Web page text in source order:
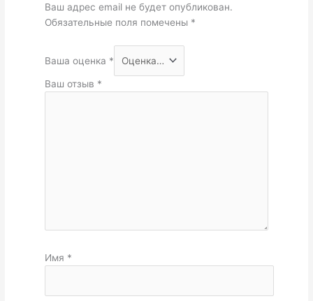
Ваш адрес email не будет опубликован.
Обязательные поля помечены *
Ваша оценка *
Ваш отзыв *
Имя *